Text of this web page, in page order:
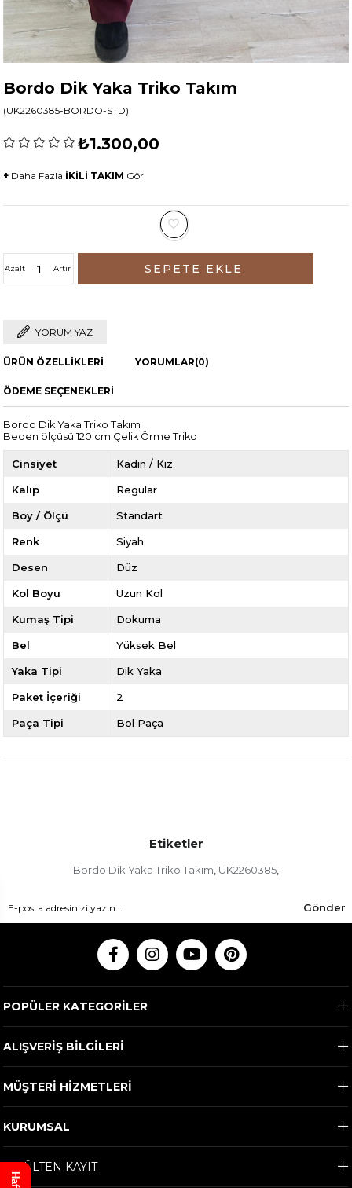
Bordo Dik Yaka Triko Takım
(UK2260385-BORDO-STD)
₺1.300,00
+ Daha Fazla İKİLİ TAKIM Gör
Artır
Azalt
YORUM YAZ
ÜRÜN ÖZELLIKLERI YORUMLAR(0)
ÖDEME SEÇENEKLERI
Bordo Dik Yaka Triko Takım
Beden ölçüsü 120 cm Çelik Örme Triko
Cinsiyet Kadın / Kız
Kalıp Regular
Boy / Ölçü Standart
Renk Siyah
Desen Düz
Kol Boyu Uzun Kol
Kumaş Tipi Dokuma
Bel Yüksek Bel
Yaka Tipi Dik Yaka
Paket İçeriği 2
Paça Tipi Bol Paça
Etiketler
Bordo Dik Yaka Triko Takım, UK2260385,
Gönder
POPÜLER KATEGORİLER
ALIŞVERİŞ BİLGİLERİ
MÜŞTERİ HİZMETLERİ
KURUMSAL
E-BÜLTEN KAYIT